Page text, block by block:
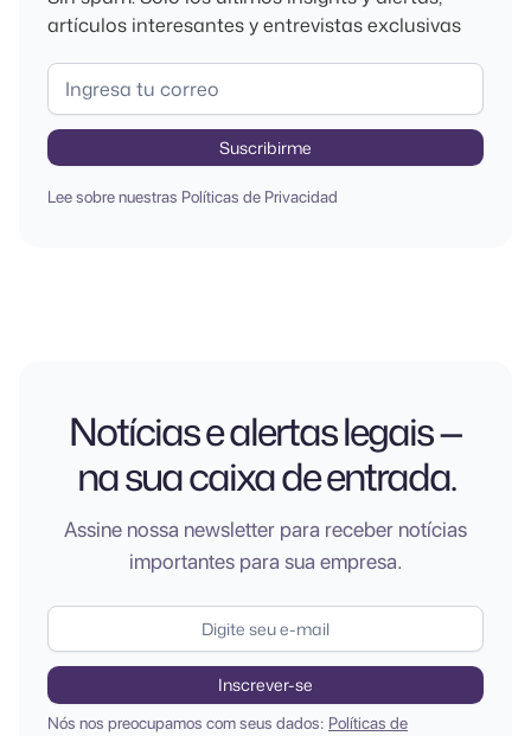
artículos interesantes y entrevistas exclusivas
Lee sobre nuestras Políticas de Privacidad
Notícias e alertas legais —
na sua caixa de entrada.
Assine nossa newsletter para receber notícias
importantes para sua empresa.
Nós nos preocupamos com seus dados: Políticas de